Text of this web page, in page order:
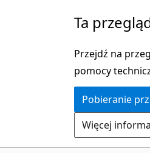
Ta
Przejdź na
pomocy
Pobieranie
Więcej